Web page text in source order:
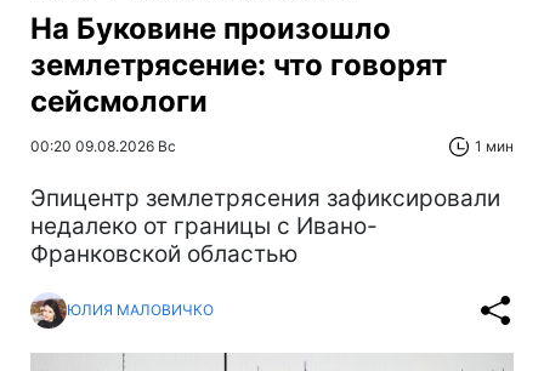
На Буковине произошло
землетрясение: что говорят
сейсмологи
00:20 09.08.2026 Вс 1 мин
Эпицентр землетрясения зафиксировали
недалеко от границы с Ивано-
Франковской областью
ЮЛИЯ МАЛОВИЧКО